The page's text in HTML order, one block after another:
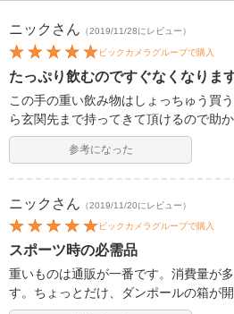
ニック さん （2019/11/28にレビュー）
ビックカメラグループで購入
たっぷり飲むのですぐなくなりま
この手の重い飲み物はしょっちゅう買
ら玄関先まで持ってきて頂けるので助か
参考になった
ニック さん （2019/11/20にレビュー）
ビックカメラグループで購入
スポーツ時の必需品
重いものは通販が一番です。消費量が
す。ちょっとだけ、ダンポールの箱が開